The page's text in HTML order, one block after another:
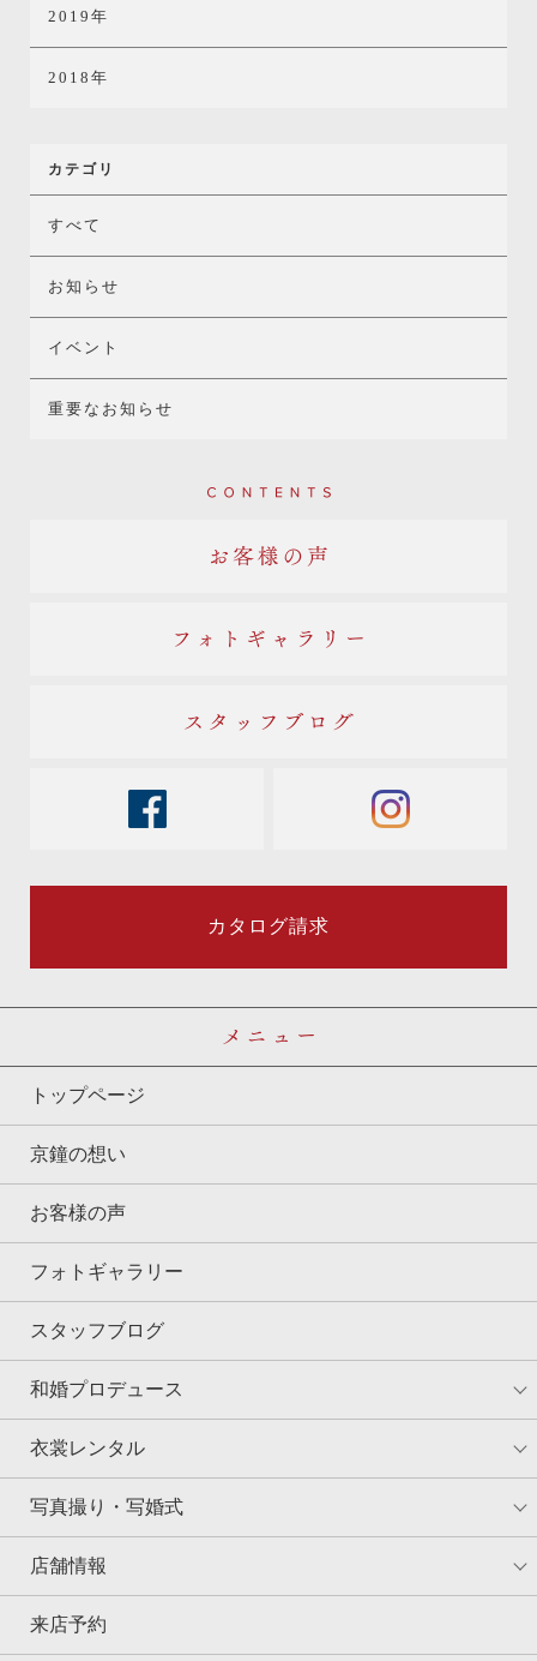
2019年
2018年
カテゴリ
すべて
お知らせ
イベント
重要なお知らせ
Contents
お客様の声
フォトギャラリー
スタッフブログ
instagram
カタログ請求
トップページ
京鐘の想い
お客様の声
フォトギャラリー
スタッフブログ
和婚プロデュース
衣裳レンタル
写真撮り・写婚式
店舗情報
来店予約